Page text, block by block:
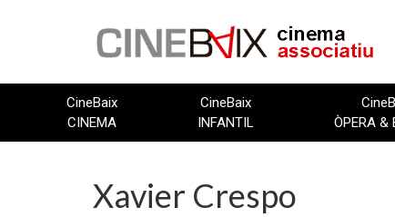
CineBaix
CINEMA
CineBaix
INFANTIL
ÒPERA &
Xavier Crespo